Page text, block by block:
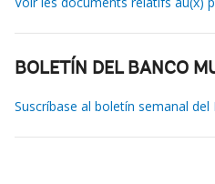
BOLETÍN DEL BANCO
Suscríbase al boletín semanal del